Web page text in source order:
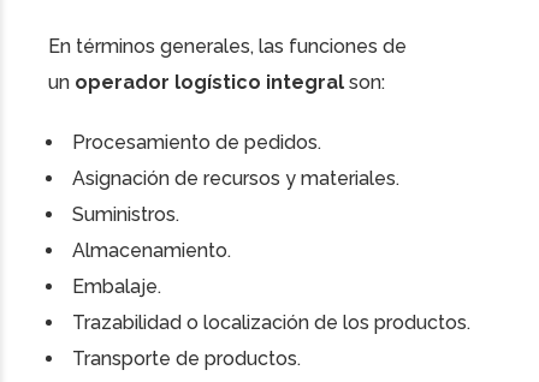
En términos generales, las funciones de
un operador logístico integral son:
Procesamiento de pedidos.
Asignación de recursos y materiales.
Suministros.
Almacenamiento.
Embalaje.
Trazabilidad o localización de los productos.
Transporte de productos.